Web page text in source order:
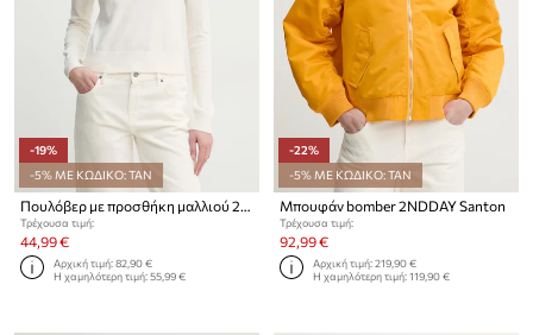
-19%
-5% ΜΕ ΚΩΔΙΚΟ: TAN
Πουλόβερ με προσθήκη μαλλιού 2NDDAY Lance
Τρέχουσα τιμή:
44,99 €
Αρχική τιμή:82,90 €
Η χαμηλότερη τιμή:55,99 €
-22%
-5% ΜΕ ΚΩΔΙΚΟ: TAN
Μπουφάν bomber 2NDDAY Santon
Τρέχουσα τιμή:
92,99 €
Αρχική τιμή:219,90 €
Η χαμηλότερη τιμή:119,90 €